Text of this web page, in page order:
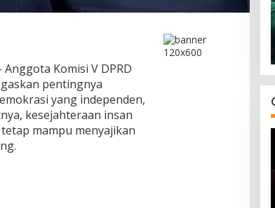
Komisi V DPRD
pentingnya
yang independen,
kesejahteraan insan
mampu menyajikan
Ini Dia Hubungan Partai Garuda
February 19, 2018